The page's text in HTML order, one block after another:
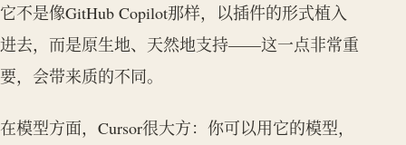
它不是像GitHub Copilot那样，以插件的形式植入
进去，而是原生地、天然地支持——这一点非常重
要，会带来质的不同。
在模型方面，Cursor很大方：你可以用它的模型，